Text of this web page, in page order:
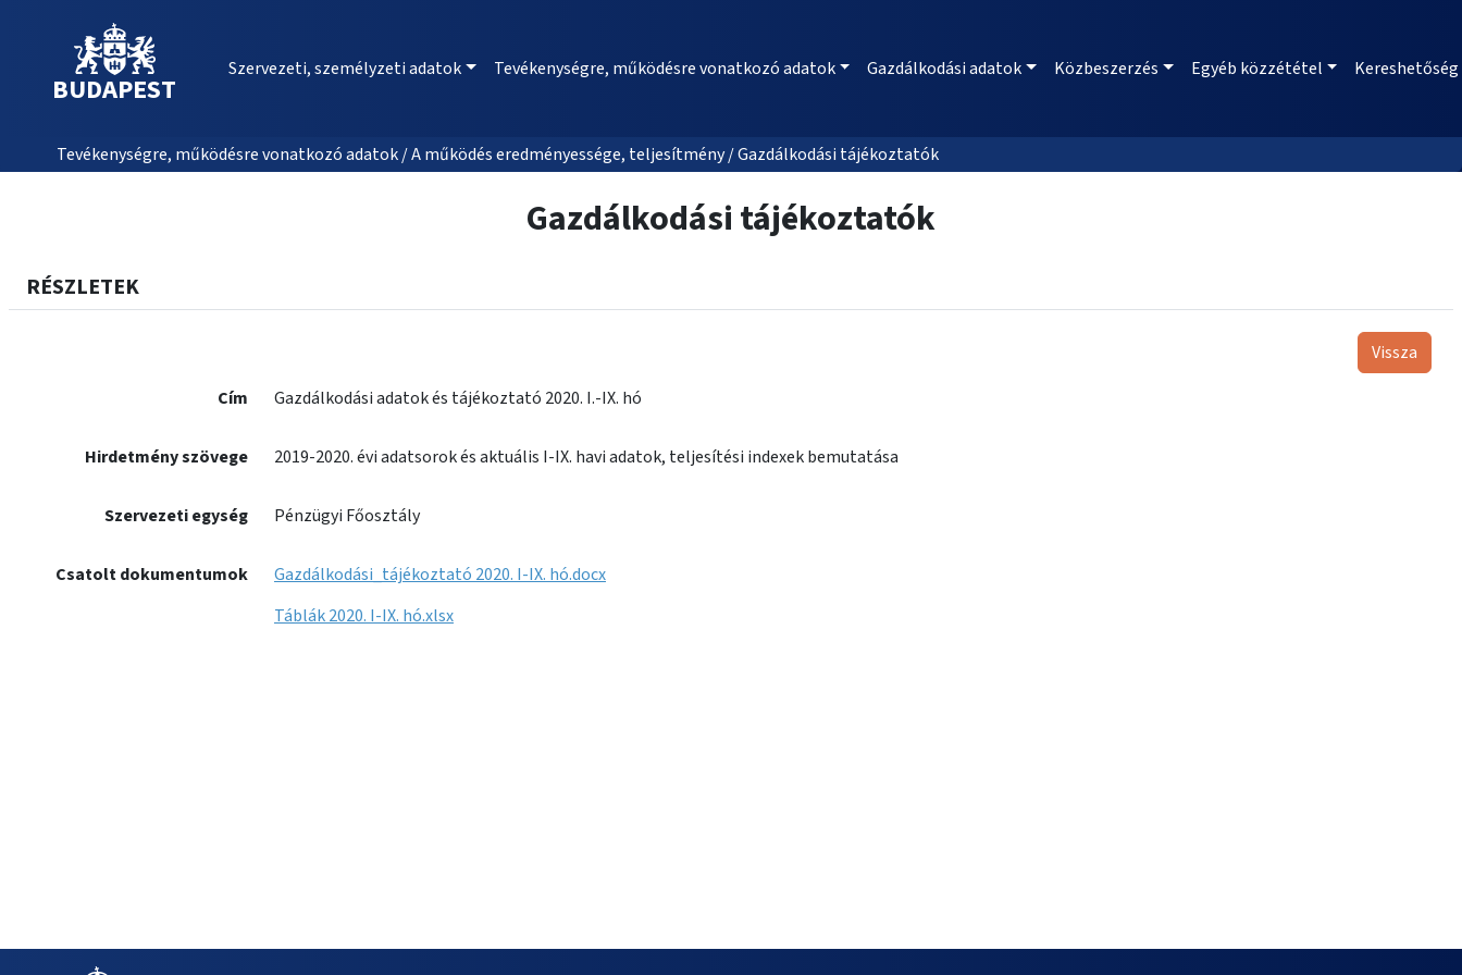
BUDAPEST
Szervezeti, személyzeti adatok Tevékenységre, működésre vonatkozó adatok Gazdálkodási adatok Közbeszerzés Egyéb közzététel Kereshetőség
Tevékenységre, működésre vonatkozó adatok / A működés eredményessége, teljesítmény / Gazdálkodási tájékoztatók
Gazdálkodási tájékoztatók
RÉSZLETEK
Vissza
Cím
Gazdálkodási adatok és tájékoztató 2020. I.-IX. hó
Hirdetmény szövege 2019-2020. évi adatsorok és aktuális I-IX. havi adatok, teljesítési indexek bemutatása
Szervezeti egység Pénzügyi Főosztály
Csatolt dokumentumok
Gazdálkodási_tájékoztató 2020. I-IX. hó.docx
Táblák 2020. I-IX. hó.xlsx